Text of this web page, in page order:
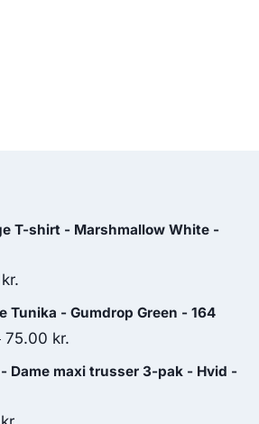
T-shirt - Marshmallow White -
kr.
price
is:
Tunika - Gumdrop Green - 164
Original
price
130.00 kr..
75.00 kr.
price
Dame maxi trusser 3-pak - Hvid -